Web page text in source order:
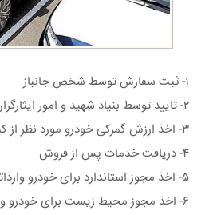
۱- ثبت سفارش توسط شخص جانباز
۲- تایید توسط بنیاد شهید و امور ایثارگران
۳- اخذ ارزش گمرکی خودرو مورد نظر از کمیته ارزش گذاری خودرو
۴- دریافت خدمات پس از فروش
۵- اخذ مجوز استاندارد برای خودرو وارداتی
۶- اخذ مجوز محیط زیست برای خودرو واردات